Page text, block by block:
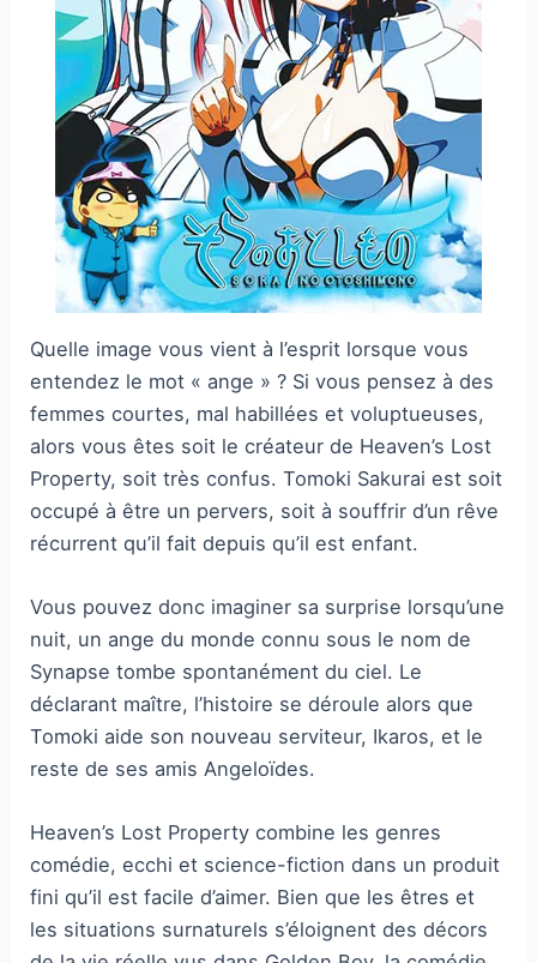
Quelle image vous vient à l’esprit lorsque vous
entendez le mot « ange » ? Si vous pensez à des
femmes courtes, mal habillées et voluptueuses,
alors vous êtes soit le créateur de Heaven’s Lost
Property, soit très confus. Tomoki Sakurai est soit
occupé à être un pervers, soit à souffrir d’un rêve
récurrent qu’il fait depuis qu’il est enfant.
Vous pouvez donc imaginer sa surprise lorsqu’une
nuit, un ange du monde connu sous le nom de
Synapse tombe spontanément du ciel. Le
déclarant maître, l’histoire se déroule alors que
Tomoki aide son nouveau serviteur, Ikaros, et le
reste de ses amis Angeloïdes.
Heaven’s Lost Property combine les genres
comédie, ecchi et science-fiction dans un produit
fini qu’il est facile d’aimer. Bien que les êtres et
les situations surnaturels s’éloignent des décors